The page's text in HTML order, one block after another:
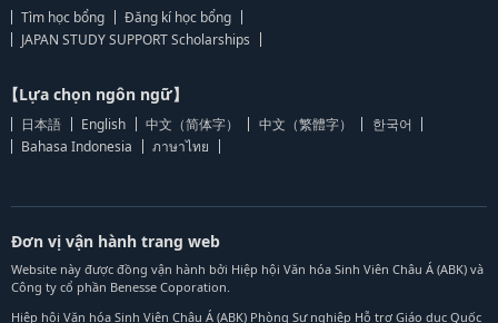
Tìm học bổng
Đăng kí học bổng
JAPAN STUDY SUPPORT Scholarships
【Lựa chọn ngôn ngữ】
日本語 English 中文（简体字） 中文（繁體字）
한국어
Bahasa Indonesia
ภาษาไทย
Đơn vị vận hành trang web
Website này được đồng vận hành bởi Hiệp hội Văn hóa Sinh Viên Châu Á (ABK) và
Công ty cổ phần Benesse Coporation.
Hiệp hội Văn hóa Sinh Viên Châu Á (ABK) Phòng Sự nghiệp Hỗ trợ Giáo dục Quốc